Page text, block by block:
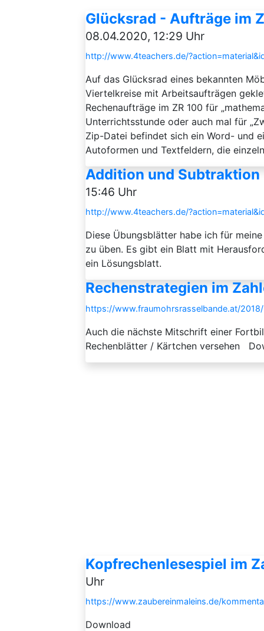
Glücksrad - Aufträge im
08.04.2020, 12:29 Uhr
http://www.4teachers.de/
Auf das Glücksrad eines bekannten
Viertelkreise mit Arbeitsaufträgen
Rechenaufträge im ZR 100 für
Unterrichtsstunde oder auch mal für
Zip-Datei befindet sich ein Word- und
Autoformen und Textfeldern, die
Addition und
15:46 Uhr
http://www.4teachers.de/
Diese Übungsblätter habe ich für
zu üben. Es gibt ein Blatt mit
ein Lösungsblatt.
Rechenstrategien im
https://www.fraumohrsrasselbande.at/
Auch die nächste Mitschrift einer
Rechenblätter / Kärtchen versehen
Kopfrechenlesespiel im
Uhr
https://www.zaubereinmaleins.de/
Download